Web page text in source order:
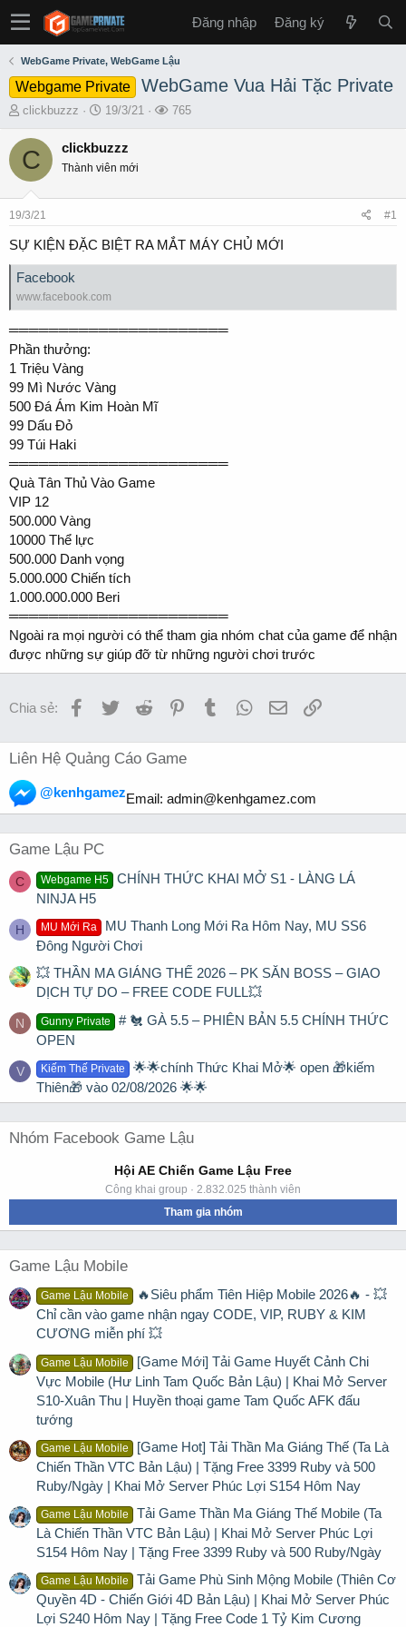
Đăng nhập Đăng ký
WebGame Private, WebGame Lậu
Webgame Private WebGame Vua Hải Tặc Private
T
r
e
s
a
t
clickbuzzz
S
a
t
e
19/3/21
L
765
C clickbuzzz
Thành viên mới
19/3/21 #1
SỰ KIỆN ĐẶC BIỆT RA MẮT MÁY CHỦ MỚI
Facebook
www.facebook.com
══════════════════════
Phần thưởng:
1 Triệu Vàng
99 Mì Nước Vàng
500 Đá Ám Kim Hoàn Mĩ
99 Dấu Đỏ
99 Túi Haki
══════════════════════
Quà Tân Thủ Vào Game
VIP 12
500.000 Vàng
10000 Thể lực
500.000 Danh vọng
5.000.000 Chiến tích
1.000.000.000 Beri
══════════════════════
Ngoài ra mọi người có thể tham gia nhóm chat của game để nhận
được những sự giúp đỡ từ những người chơi trước
Chia sẻ: Facebook
TwitterReddit PinterestTumblrWhatsApp
EmailLink
Liên Hệ Quảng Cáo Game
@kenhgamezEmail: admin@kenhgamez.com
Game Lậu PC
C Webgame H5
CHÍNH THỨC KHAI MỞ S1 - LÀNG LÁ
NINJA H5
H MU Mới Ra
MU Thanh Long Mới Ra Hôm Nay, MU SS6
Đông Người Chơi
💥 THẦN MA GIÁNG THẾ 2026 – PK SĂN BOSS – GIAO
DỊCH TỰ DO – FREE CODE FULL💥
N Gunny Private
# 🐔 GÀ 5.5 – PHIÊN BẢN 5.5 CHÍNH THỨC
OPEN
V Kiếm Thế Private
🌟🌟chính Thức Khai Mở🌟 open 🎁kiếm
Thiên🎁 vào 02/08/2026 🌟🌟
Nhóm Facebook Game Lậu
Hội AE Chiến Game Lậu Free
Công khai group · 2.832.025 thành viên
Tham gia nhóm
Game Lậu Mobile
Game Lậu Mobile
🔥Siêu phẩm Tiên Hiệp Mobile 2026🔥 - 💥
Chỉ cần vào game nhận ngay CODE, VIP, RUBY & KIM
CƯƠNG miễn phí 💥
Game Lậu Mobile
[Game Mới] Tải Game Huyết Cảnh Chi
Vực Mobile (Hư Linh Tam Quốc Bản Lậu) | Khai Mở Server
S10-Xuân Thu | Huyền thoại game Tam Quốc AFK đấu
tướng
Game Lậu Mobile
[Game Hot] Tải Thần Ma Giáng Thế (Ta Là
Chiến Thần VTC Bản Lậu) | Tặng Free 3399 Ruby và 500
Ruby/Ngày | Khai Mở Server Phúc Lợi S154 Hôm Nay
Game Lậu Mobile
Tải Game Thần Ma Giáng Thế Mobile (Ta
Là Chiến Thần VTC Bản Lậu) | Khai Mở Server Phúc Lợi
S154 Hôm Nay | Tặng Free 3399 Ruby và 500 Ruby/Ngày
Game Lậu Mobile
Tải Game Phù Sinh Mộng Mobile (Thiên Cơ
Quyền 4D - Chiến Giới 4D Bản Lậu) | Khai Mở Server Phúc
Lợi S240 Hôm Nay | Tặng Free Code 1 Tỷ Kim Cương